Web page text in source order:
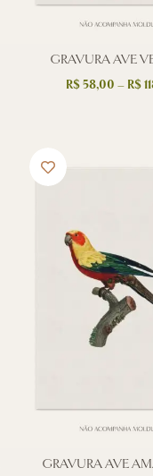
GRAVURA AVE
R$58,00 – R$
GRAVURA AVE